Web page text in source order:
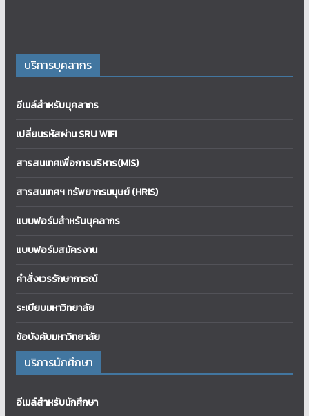
บริการบุคลากร
อีเมล์สำหรับบุคลากร
เปลี่ยนรหัสผ่าน SRU WIFI
สารสนเทศเพื่อการบริหาร(MIS)
สารสนเทศฯ ทรัพยากรมนุษย์ (HRIS)
แบบฟอร์มสำหรับบุคลากร
แบบฟอร์มสมัครงาน
คำสั่งเวรรักษาการณ์
ระเบียบมหาวิทยาลัย
ข้อบังคับมหาวิทยาลัย
บริการนักศึกษา
อีเมล์สำหรับนักศึกษา